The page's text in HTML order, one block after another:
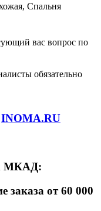
Спальня
вас вопрос по
обязательно
INOMA.RU
МКАД:
заказа от 60 000